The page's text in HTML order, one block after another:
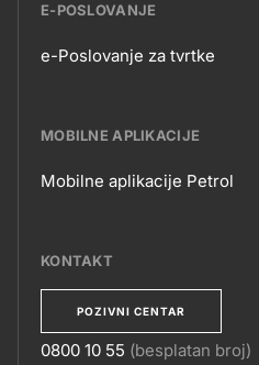
E-POSLOVANJE
POSLOVANJE
e-Poslovanje za tvrtke
MOBILNE APLIKACIJE
APLIKACIJE
Mobilne aplikacije Petrol
KONTAKT
POZIVNI CENTAR
0800 10 55 (besplatan broj)